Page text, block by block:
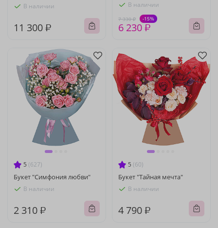
В наличии
11 300 ₽
В наличии
7 330 ₽ -15%
6 230 ₽
5 (627)
Букет "Симфония любви"
В наличии
2 310 ₽
5 (60)
Букет "Тайная мечта"
В наличии
4 790 ₽